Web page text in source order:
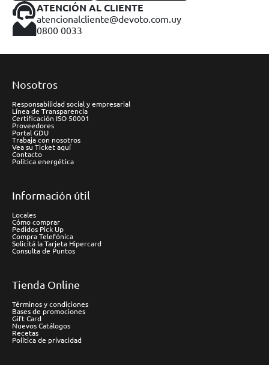
ATENCIÓN AL CLIENTE
atencionalcliente@devoto.com.uy
0800 0033
Nosotros
Responsabilidad social y empresarial
Línea de Transparencia
Certificación ISO 50001
Proveedores
Portal GDU
Trabaja con nosotros
Vea su Ticket aquí
Contacto
Política energética
Información útil
Locales
Cómo comprar
Pedidos Pick Up
Compra Telefónica
Solicitá la Tarjeta Hipercard
Consulta de Puntos
Tienda Online
Términos y condiciones
Bases de promociones
Gift Card
Nuevos Catálogos
Recetas
Política de privacidad